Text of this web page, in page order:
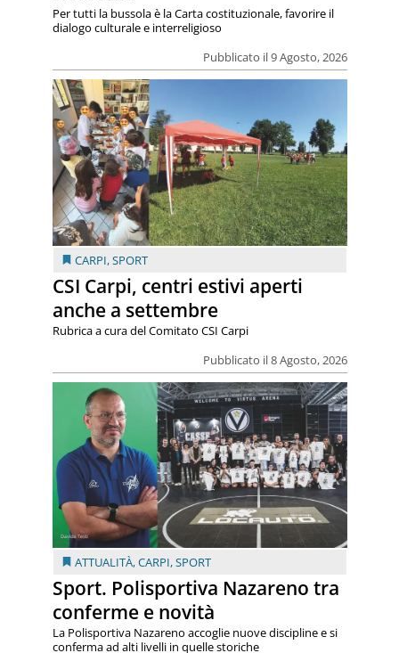
Pubblicato il 9 Agosto, 2026
Per tutti la bussola è la Carta costituzionale, favorire il
dialogo culturale e interreligioso
CARPI,SPORT
CSI Carpi, centri estivi aperti
anche a settembre
Pubblicato il 8 Agosto, 2026
Rubrica a cura del Comitato CSI Carpi
ATTUALITÀ,CARPI,SPORT
Sport. Polisportiva Nazareno tra
conferme e novità
La Polisportiva Nazareno accoglie nuove discipline e si
conferma ad alti livelli in quelle storiche